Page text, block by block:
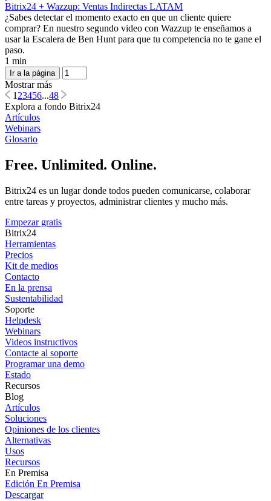
Bitrix24 + Wazzup: Ventas Indirectas LATAM
¿Sabes detectar el momento exacto en que un cliente quiere
comprar? En nuestro segundo video con Wazzup te enseñamos a
usar la Escalera de Ben Hunt para que tu competencia no te gane el
paso.
1 min
Ir a la página
Mostrar más
1 23456...48
Explora a fondo Bitrix24
Artículos
Webinars
Glosario
Free. Unlimited. Online.
Bitrix24 es un lugar donde todos pueden comunicarse, colaborar
entre tareas y proyectos, administrar clientes y mucho más.
Empezar gratis
Bitrix24
Herramientas
Precios
Kit de medios
Contacto
En la prensa
Sustentabilidad
Soporte
Helpdesk
Webinars
Videos instructivos
Contacte al soporte
Programar una demo
Estado
Recursos
Blog
Artículos
Soluciones
Opiniones de los clientes
Alternativas
Usos
Recursos
En Premisa
Edición En Premisa
Descargar